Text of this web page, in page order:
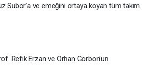
Subor’a ve emeğini ortaya koyan tüm takım
Refik Erzan ve Orhan Gorbon’un